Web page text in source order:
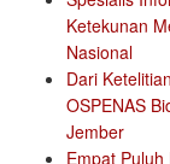
Ketekunan
Nasional
Dari
OSPENAS
Jember
Empat